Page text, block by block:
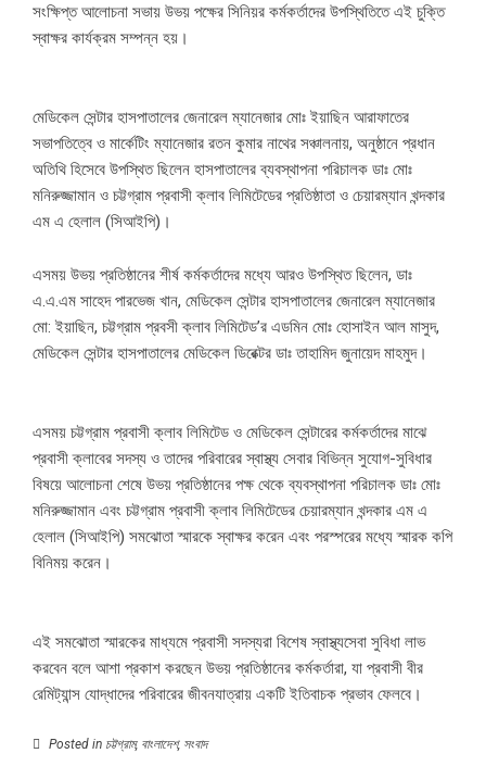
সংক্ষিপ্ত আলোচনা সভায় উভয় পক্ষের সিনিয়র কর্মকর্তাদের উপস্থিতিতে এই চুক্তি
স্বাক্ষর কার্যক্রম সম্পন্ন হয়।
মেডিকেল সেন্টার হাসপাতালের জেনারেল ম্যানেজার মোঃ ইয়াছিন আরাফাতের
সভাপতিত্বে ও মার্কেটিং ম্যানেজার রতন কুমার নাথের সঞ্চালনায়, অনুষ্ঠানে প্রধান
অতিথি হিসেবে উপস্থিত ছিলেন হাসপাতালের ব্যবস্থাপনা পরিচালক ডাঃ মোঃ
মনিরুজ্জামান ও চট্টগ্রাম প্রবাসী ক্লাব লিমিটেডের প্রতিষ্ঠাতা ও চেয়ারম্যান খন্দকার
এম এ হেলাল (সিআইপি)।
এসময় উভয় প্রতিষ্ঠানের শীর্ষ কর্মকর্তাদের মধ্যে আরও উপস্থিত ছিলেন, ডাঃ
এ.এ.এম সাহেদ পারভেজ খান, মেডিকেল সেন্টার হাসপাতালের জেনারেল ম্যানেজার
মো: ইয়াছিন, চট্টগ্রাম প্রবসী ক্লাব লিমিটেড’র এডমিন মোঃ হোসাইন আল মাসুদ,
মেডিকেল সেন্টার হাসপাতালের মেডিকেল ডিরেক্টর ডাঃ তাহামিদ জুনায়েদ মাহমুদ।
এসময় চট্টগ্রাম প্রবাসী ক্লাব লিমিটেড ও মেডিকেল সেন্টারের কর্মকর্তাদের মাঝে
প্রবাসী ক্লাবের সদস্য ও তাদের পরিবারের স্বাস্থ্য সেবার বিভিন্ন সুযোগ-সুবিধার
বিষয়ে আলোচনা শেষে উভয় প্রতিষ্ঠানের পক্ষ থেকে ব্যবস্থাপনা পরিচালক ডাঃ মোঃ
মনিরুজ্জামান এবং চট্টগ্রাম প্রবাসী ক্লাব লিমিটেডের চেয়ারম্যান খন্দকার এম এ
হেলাল (সিআইপি) সমঝোতা স্মারকে স্বাক্ষর করেন এবং পরস্পরের মধ্যে স্মারক কপি
বিনিময় করেন।
এই সমঝোতা স্মারকের মাধ্যমে প্রবাসী সদস্যরা বিশেষ স্বাস্থ্যসেবা সুবিধা লাভ
করবেন বলে আশা প্রকাশ করছেন উভয় প্রতিষ্ঠানের কর্মকর্তারা, যা প্রবাসী বীর
রেমিট্যান্স যোদ্ধাদের পরিবারের জীবনযাত্রায় একটি ইতিবাচক প্রভাব ফেলবে।
Posted in চট্টগ্রাম, বাংলাদেশ, সংবাদ